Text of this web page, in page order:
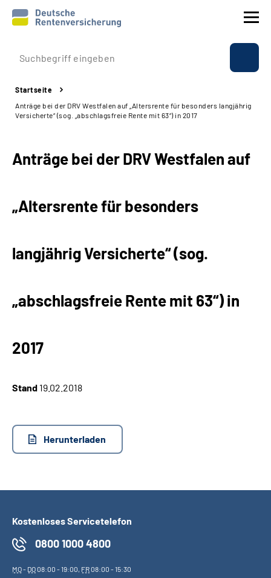
Prävention
Reha
Beratung & Kontakt
Experten
Suche
Mein Kundenportal
Startseite
Anträge bei der DRV Westfalen auf „Altersrente für besonders langjährig
Versicherte“ (sog. „abschlagsfreie Rente mit 63“) in 2017
Anträge bei der DRV Westfalen auf
„Altersrente für besonders
langjährig Versicherte“ (sog.
„abschlagsfreie Rente mit 63“) in
2017
Stand 19.02.2018
Herunterladen
Kostenloses Servicetelefon
0800 1000 4800
MO- DO08:00 - 19:00, FR08:00 - 15:30